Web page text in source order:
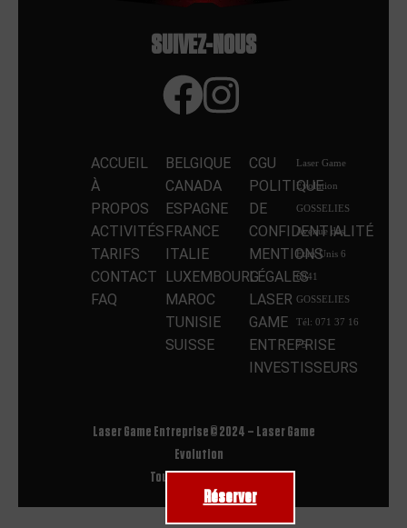
Réserver
SUIVEZ-NOUS
ACCUEIL
À
PROPOS
ACTIVITÉS
TARIFS
CONTACT
FAQ
BELGIQUE
CANADA
ESPAGNE
FRANCE
ITALIE
LUXEMBOURG
MAROC
TUNISIE
SUISSE
CGU
POLITIQUE
DE
CONFIDENTIALITÉ
MENTIONS
LÉGALES
LASER
GAME
ENTREPRISE
INVESTISSEURS
Laser Game
Evolution
GOSSELIES
Avenue des
Etats Unis 6
6041
GOSSELIES
Tél: 071 37 16
75
Laser Game Entreprise © 2024 – Laser Game
Evolution
Tous droits réservés